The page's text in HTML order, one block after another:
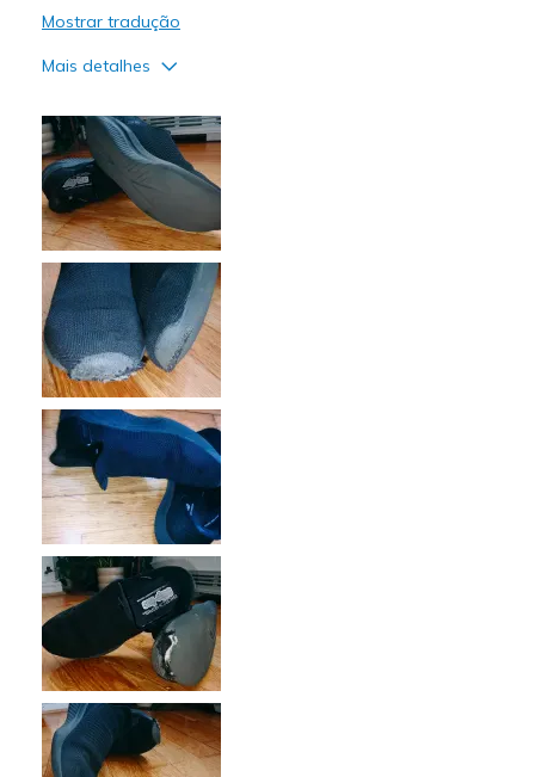
Mostrar tradução
Mais detalhes
Comfortable
Contras
Poor Quality
Melhores utilizações
Going Out
Width
Feels true to width
Sizing
Feels true to size
View On Shoes
Shoes are for Wearing